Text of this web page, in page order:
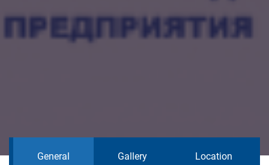
General Gallery Location